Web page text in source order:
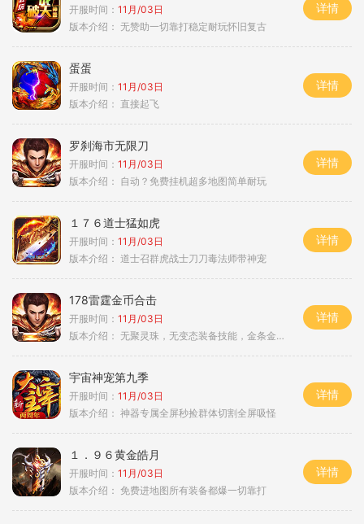
开服时间： 11月/03日
版本介绍： 无赞助一切靠打稳定耐玩怀旧复古
详情
蛋蛋
开服时间： 11月/03日
版本介绍： 直接起飞
详情
罗刹海市无限刀
开服时间： 11月/03日
版本介绍： 自动？免费挂机超多地图简单耐玩
详情
１７６道士猛如虎
开服时间： 11月/03日
版本介绍： 道士召群虎战士刀刀毒法师带神宠
详情
178雷霆金币合击
开服时间： 11月/03日
版本介绍： 无聚灵珠，无变态装备技能，金条金刚石保底
详情
宇宙神宠第九季
开服时间： 11月/03日
版本介绍： 神器专属全屏秒捡群体切割全屏吸怪
详情
１．９６黄金皓月
开服时间： 11月/03日
版本介绍： 免费进地图所有装备都爆一切靠打
详情